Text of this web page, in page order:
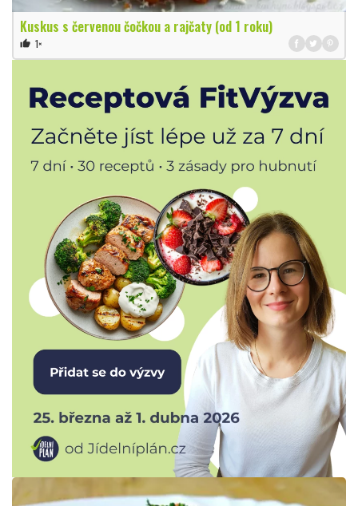
Kuskus s červenou čočkou a rajčaty (od 1 roku)
thumb_up 1×